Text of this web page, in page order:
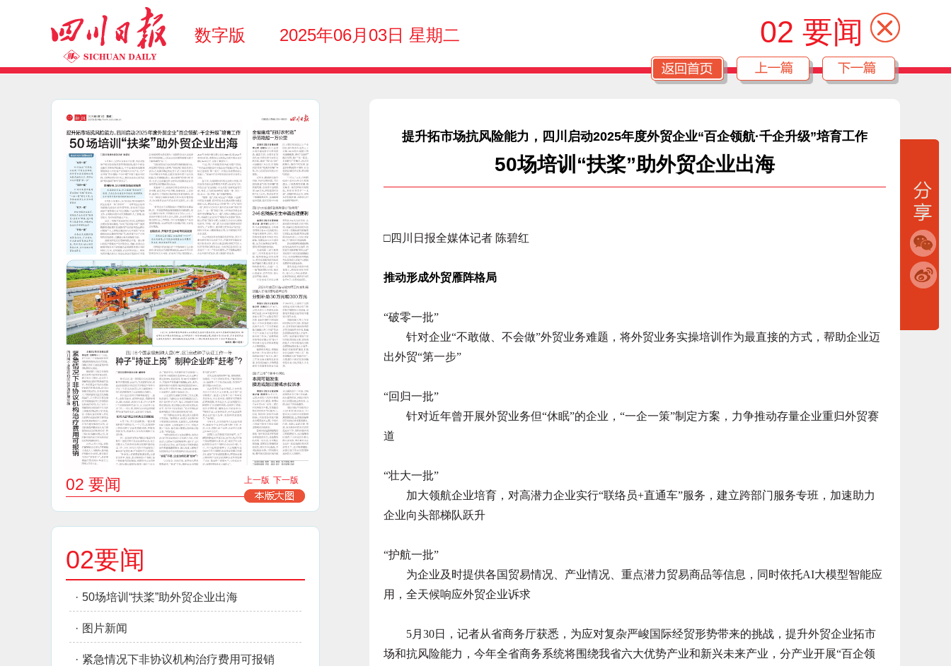
数字版 2025年06月03日 星期二 02 要闻
02 要闻 上一版 下一版
02要闻
· 50场培训“扶桨”助外贸企业出海
· 图片新闻
· 紧急情况下非协议机构治疗费用可报销
提升拓市场抗风险能力，四川启动2025年度外贸企业“百企领航·千企升级”培育工作
50场培训“扶桨”助外贸企业出海
□四川日报全媒体记者 陈碧红
推动形成外贸雁阵格局
“破零一批”
针对企业“不敢做、不会做”外贸业务难题，将外贸业务实操培训作为最直接的方式，帮助企业迈
出外贸“第一步”
“回归一批”
针对近年曾开展外贸业务但“休眠”的企业，“一企一策”制定方案，力争推动存量企业重归外贸赛
道
“壮大一批”
加大领航企业培育，对高潜力企业实行“联络员+直通车”服务，建立跨部门服务专班，加速助力
企业向头部梯队跃升
“护航一批”
为企业及时提供各国贸易情况、产业情况、重点潜力贸易商品等信息，同时依托AI大模型智能应
用，全天候响应外贸企业诉求
5月30日，记者从省商务厅获悉，为应对复杂严峻国际经贸形势带来的挑战，提升外贸企业拓市
场和抗风险能力，今年全省商务系统将围绕我省六大优势产业和新兴未来产业，分产业开展“百企领